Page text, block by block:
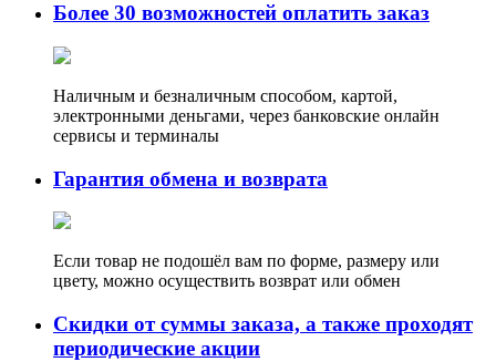
Более 30 возможностей оплатить заказ
Наличным и безналичным способом, картой,
электронными деньгами, через банковские онлайн
сервисы и терминалы
Гарантия обмена и возврата
Если товар не подошёл вам по форме, размеру или
цвету, можно осуществить возврат или обмен
Скидки от суммы заказа, а также проходят
периодические акции